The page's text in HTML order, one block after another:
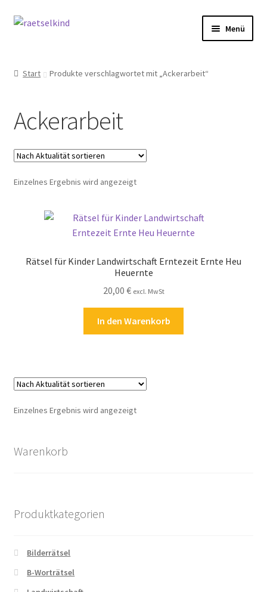
Zur
Zum
Menü
Cookie-Richtlinie (EU)
Datenschutzbelehrung
Echtheit von Bewertungen
Shop
Start Produkte verschlagwortet mit „Ackerarbeit“
Ackerarbeit
Einzelnes Ergebnis wird angezeigt
Rätsel für Kinder Landwirtschaft Erntezeit Ernte Heu
Heuernte
20,00 € excl. MwSt
In den Warenkorb
Einzelnes Ergebnis wird angezeigt
Warenkorb
Produktkategorien
Bilderrätsel
B-Worträtsel